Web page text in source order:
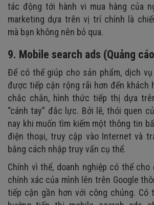
tác động tới hành vi mua hàng của
marketing dựa trên vị trí chính là
mà bạn không nên bỏ qua.
9. Mobile search ads (Quảng
Để có thể giúp cho sản phẩm, dịch vụ
được tiếp cận rộng rãi hơn đến khách
chắc chắn, hình thức tiếp thị dựa
“cánh tay” đắc lực. Bởi lẽ, thói quen
nay khi muốn tìm kiếm một thông tin
điện thoại, truy cập vào Internet và
bằng cách nhập truy vấn cụ thể.
Chính vì thế, doanh nghiệp có thể
chính xác của mình lên trên Google
tiếp cận gần hơn với công chúng. Có